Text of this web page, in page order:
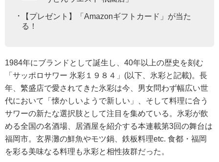
【プレゼント】「Amazonギフトカード」が当た
る！
1984年にブランドとして誕生し、40年以上の歴史を刻む
「サッポロサワー 氷彩１９８４」(以下、氷彩と記載)。長
年、繁盛店で愛されてきた氷彩は今、男女問わず幅広い世
代において「懐かしいようで新しい」、そして料理に合う
サワーの新たな選択肢として注目を集めている。氷彩が飲
める全国の名酒場、居酒屋を紹介する本連載第3回の舞台は
福岡市。玄界灘の鮮魚やモツ鍋、鉄板料理etc. 食都・福岡
を彩る美味なる料理も氷彩と相性抜群だった。